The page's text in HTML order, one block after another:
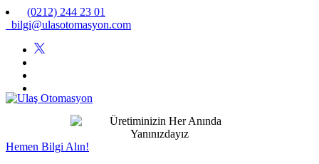
(0212) 244 23 01
bilgi@ulasotomasyon.com
Hemen Bilgi Alın!